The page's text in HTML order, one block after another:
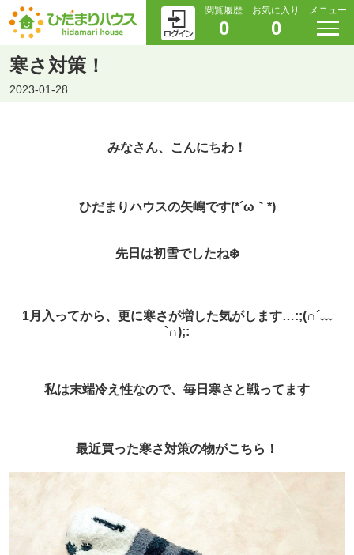
閲覧履歴
0
お気に入り
0
メニュー
寒さ対策！
2023-01-28
みなさん、こんにちわ！
ひだまりハウスの矢嶋です(*´ω｀*)
先日は初雪でしたね❄️
1月入ってから、更に寒さが増した気がします…:;(∩´﹏
`∩);:
私は末端冷え性なので、毎日寒さと戦ってます
最近買った寒さ対策の物がこちら！